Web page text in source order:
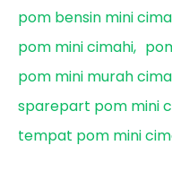
pom bensin mini
pom mini cimahi
pom mini murah
sparepart pom mini
tempat pom mini